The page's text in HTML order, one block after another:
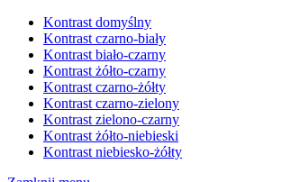
Kontrast domyślny
Kontrast czarno-biały
Kontrast biało-czarny
Kontrast żółto-czarny
Kontrast czarno-żółty
Kontrast czarno-zielony
Kontrast zielono-czarny
Kontrast żółto-niebieski
Kontrast niebiesko-żółty